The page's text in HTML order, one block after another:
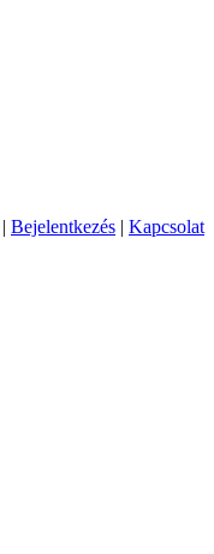
| Bejelentkezés | Kapcsolat